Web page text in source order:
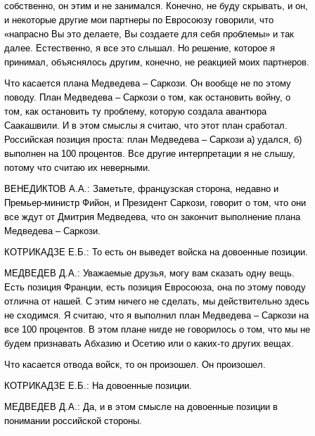
собственно, он этим и не занимался. Конечно, не буду скрывать, и он,
и некоторые другие мои партнеры по Евросоюзу говорили, что
«напрасно Вы это делаете, Вы создаете для себя проблемы» и так
далее. Естественно, я все это слышал. Но решение, которое я
принимал, объяснялось другим, конечно, не реакцией моих партнеров.
Что касается плана Медведева – Саркози. Он вообще не по этому
поводу. План Медведева – Саркози о том, как остановить войну, о
том, как остановить ту проблему, которую создала авантюра
Саакашвили. И в этом смыслы я считаю, что этот план сработал.
Российская позиция проста: план Медведева – Саркози а) удался, б)
выполнен на 100 процентов. Все другие интерпретации я не слышу,
потому что считаю их неверными.
ВЕНЕДИКТОВ А.А.: Заметьте, французская сторона, недавно и
Премьер-министр Фийон, и Президент Саркози, говорит о том, что они
все ждут от Дмитрия Медведева, что он закончит выполнение плана
Медведева – Саркози.
КОТРИКАДЗЕ Е.Б.: То есть он выведет войска на довоенные позиции.
МЕДВЕДЕВ Д.А.: Уважаемые друзья, могу вам сказать одну вещь.
Есть позиция Франции, есть позиция Евросоюза, она по этому поводу
отлична от нашей. С этим ничего не сделать, мы действительно здесь
не сходимся. Я считаю, что я выполнил план Медведева – Саркози на
все 100 процентов. В этом плане нигде не говорилось о том, что мы не
будем признавать Абхазию и Осетию или о каких-то других вещах.
Что касается отвода войск, то он произошел. Он произошел.
КОТРИКАДЗЕ Е.Б.: На довоенные позиции.
МЕДВЕДЕВ Д.А.: Да, и в этом смысле на довоенные позиции в
понимании российской стороны.